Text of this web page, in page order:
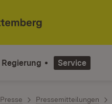
Regierung Service
Presse Pressemitteilungen